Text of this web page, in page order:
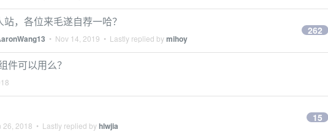
，各位来毛遂自荐一哈？
• Nov 14, 2019 • Lastly replied bymihoy
262
件可以用么？
26, 2018 • Lastly replied byhlwjia
15